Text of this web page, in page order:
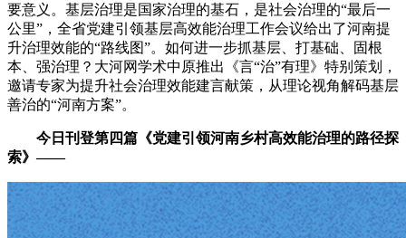
要意义。基层治理是国家治理的基石，是社会治理的“最后一
公里”，全省党建引领基层高效能治理工作会议给出了河南提
升治理效能的“路线图”。如何进一步抓基层、打基础、固根
本、强治理？大河网学术中原推出《言“治”有理》特别策划，
邀请专家为提升社会治理效能建言献策，从理论视角解码基层
善治的“河南方案”。
今日刊登第四篇《党建引领河南乡村高效能治理的路径探
索》——